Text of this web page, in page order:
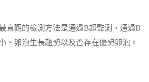
直觀的檢測方法是通過B超監測，通過B
、卵泡生長趨勢以及否存在優勢卵泡。